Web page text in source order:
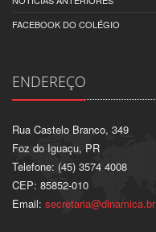
FACEBOOK DO COLÉGIO
ENDEREÇO
Rua Castelo Branco, 349
Foz do Iguaçu, PR
Telefone: (45) 3574 4008
CEP: 85852-010
Email: secretaria@dinamica.br